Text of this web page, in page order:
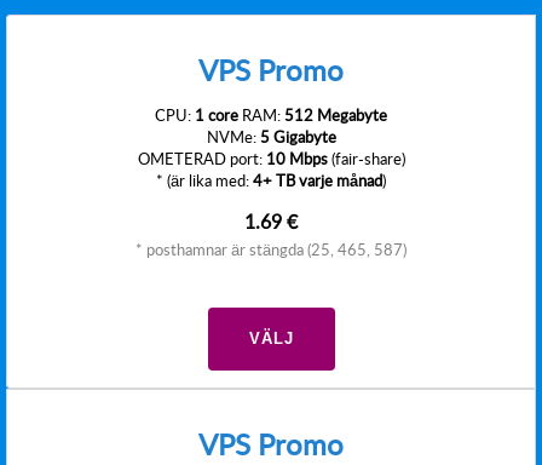
VPS Promo
CPU: 1 core RAM:512 Megabyte
NVMe:5 Gigabyte
OMETERAD port: 10 Mbps(fair-share)
* (är lika med:4+ TB varje månad)
1.69 €
* posthamnar är stängda (25, 465, 587)
VÄLJ
VPS Promo